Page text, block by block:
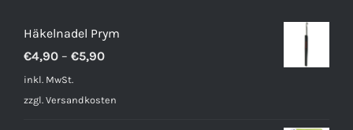
Häkelnadel Prym
€4,90 – €5,90
inkl. MwSt.
zzgl. Versandkosten